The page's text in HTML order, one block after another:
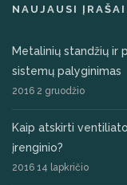
NAUJAUSI ĮRAŠAI
Metalinių standžių ir
sistemų palyginimas
2016 2 gruodžio
Kaip atskirti
įrenginio?
2016 14 lapkričio